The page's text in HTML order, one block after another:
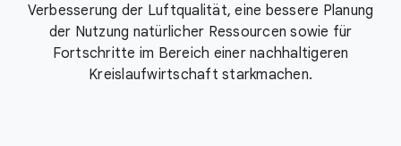
Verbesserung der Luftqualität, eine bessere Planung
der Nutzung natürlicher Ressourcen sowie für
Fortschritte im Bereich einer nachhaltigeren
Kreislaufwirtschaft starkmachen.